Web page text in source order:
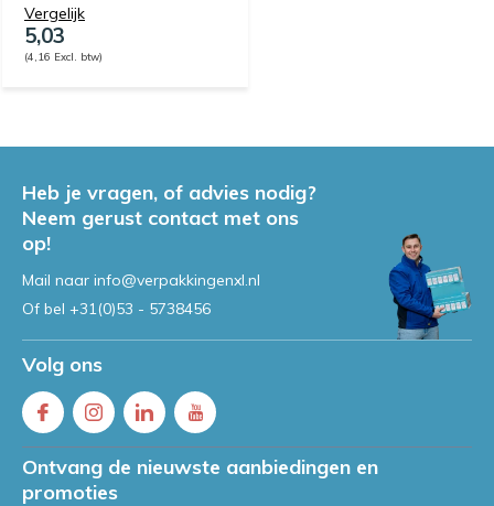
Vergelijk
5,03
(4,16 Excl. btw)
Heb je vragen, of advies nodig?
Neem gerust contact met ons
op!
Mail naar info@verpakkingenxl.nl
Of bel +31(0)53 - 5738456
Volg ons
Ontvang de nieuwste aanbiedingen en
promoties